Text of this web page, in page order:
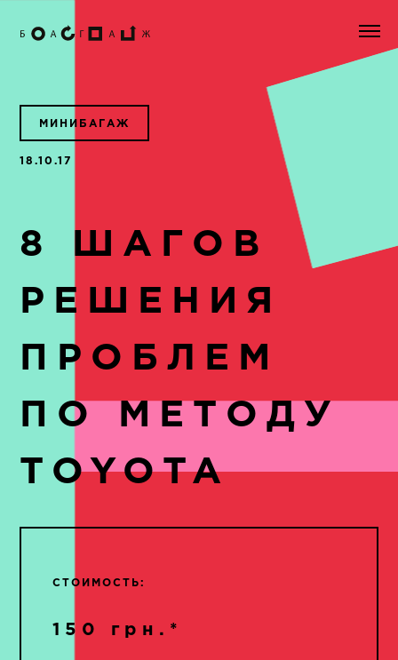
МИНИБАГАЖ
18.10.17
8 ШАГОВ
РЕШЕНИЯ
ПРОБЛЕМ
ПО МЕТОДУ
TOYOTA
СТОИМОСТЬ:
150 грн.*